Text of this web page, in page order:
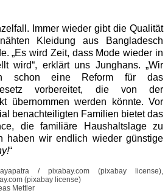
Immer wieder gibt die Qualität
Kleidung aus Bangladesch
„Es wird Zeit, dass Mode wieder in
wird“, erklärt uns Junghans. „Wir
schon eine Reform für das
vorbereitet, die von der
übernommen werden könnte. Vor
benachteiligten Familien bietet das
die familiäre Haushaltslage zu
haben wir endlich wieder günstige
“
/ pixabay.com (pixabay license),
(pixabay license)
Mettler